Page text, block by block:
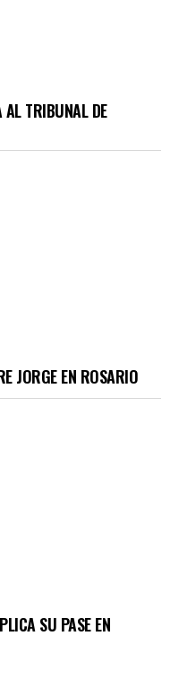
AL TRIBUNAL DE
JORGE EN ROSARIO
SU PASE EN